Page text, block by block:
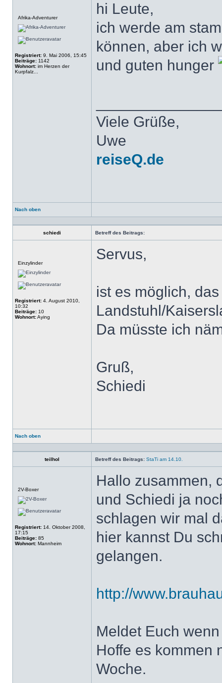
Afrika-Adventurer
Registriert: 9. Mai 2006, 15:45
Beiträge: 1142
Wohnort: im Herzen der
Kurpfalz...
hi Leute,
ich werde am
können, aber ich
und guten hunger
Viele Grüße,
Uwe
reiseQ.de
Nach oben
Profil
schiedi Betreff des Beitrags:
Einzylinder
Registriert: 4. August 2010,
10:32
Beiträge: 10
Wohnort:Aying
Servus,
ist es möglich,
Landstuhl/
Da müsste ich
Gruß,
Schiedi
Nach oben
Profil
teilhol Betreff des Beitrags: StaTi am 14.10.
2V-Boxer
Registriert: 14. Oktober 2008,
17:15
Beiträge: 85
Wohnort: Mannheim
Hallo zusammen,
und Schiedi ja
schlagen wir mal
hier kannst Du
gelangen.
http://
Meldet Euch
Hoffe es kommen
Woche.